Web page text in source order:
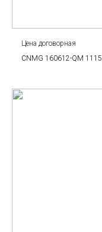
Цена договорная
CNMG 160612-QM 1115